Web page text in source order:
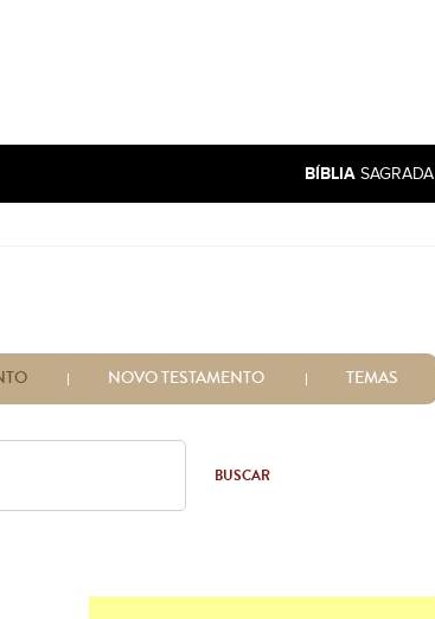
BÍBLIA SAGRADA
NOVO TESTAMENTO TEMAS
BUSCAR